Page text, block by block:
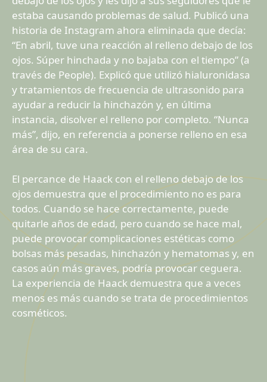
estaba causando problemas de salud. Publicó una
historia de Instagram ahora eliminada que decía:
“En abril, tuve una reacción al relleno debajo de los
ojos. Súper hinchada y no bajaba con el tiempo” (a
través de People). Explicó que utilizó hialuronidasa
y tratamientos de frecuencia de ultrasonido para
ayudar a reducir la hinchazón y, en última
instancia, disolver el relleno por completo. “Nunca
más”, dijo, en referencia a ponerse relleno en esa
área de su cara.
El percance de Haack con el relleno debajo de los
ojos demuestra que el procedimiento no es para
todos. Cuando se hace correctamente, puede
quitarle años de edad, pero cuando se hace mal,
puede provocar complicaciones estéticas como
bolsas más pesadas, hinchazón y hematomas y, en
casos aún más graves, podría provocar ceguera.
La experiencia de Haack demuestra que a veces
menos es más cuando se trata de procedimientos
cosméticos.